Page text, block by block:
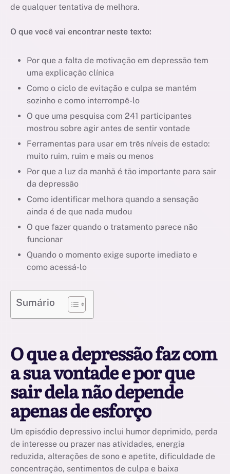
de qualquer tentativa de melhora.
O que você vai encontrar neste texto:
Por que a falta de motivação em depressão tem
uma explicação clínica
Como o ciclo de evitação e culpa se mantém
sozinho e como interrompê-lo
O que uma pesquisa com 241 participantes
mostrou sobre agir antes de sentir vontade
Ferramentas para usar em três níveis de estado:
muito ruim, ruim e mais ou menos
Por que a luz da manhã é tão importante para sair
da depressão
Como identificar melhora quando a sensação
ainda é de que nada mudou
O que fazer quando o tratamento parece não
funcionar
Quando o momento exige suporte imediato e
como acessá-lo
Sumário
O que a depressão faz com
a sua vontade e por que
sair dela não depende
apenas de esforço
Um episódio depressivo inclui humor deprimido, perda
de interesse ou prazer nas atividades, energia
reduzida, alterações de sono e apetite, dificuldade de
concentração, sentimentos de culpa e baixa